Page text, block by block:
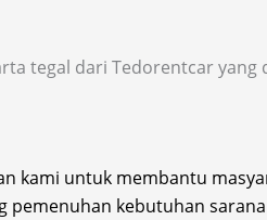
tegal dari Tedorentcar
kami untuk membantu
kebutuhan